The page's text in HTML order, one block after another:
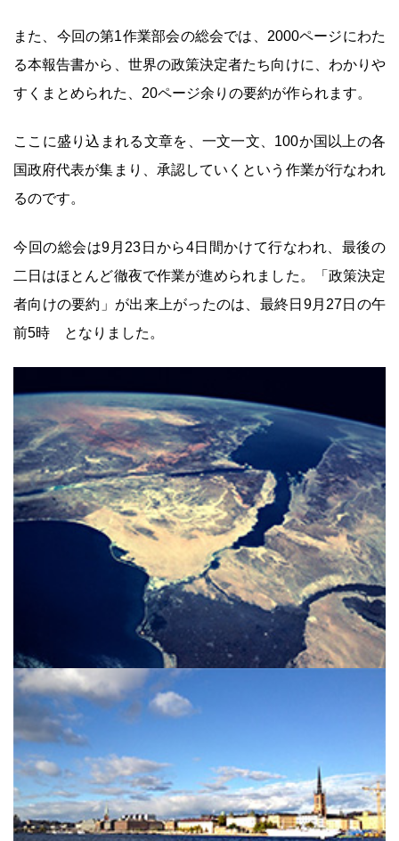
また、今回の第1作業部会の総会では、2000ページにわた
る本報告書から、世界の政策決定者たち向けに、わかりや
すくまとめられた、20ページ余りの要約が作られます。
ここに盛り込まれる文章を、一文一文、100か国以上の各
国政府代表が集まり、承認していくという作業が行なわれ
るのです。
今回の総会は9月23日から4日間かけて行なわれ、最後の
二日はほとんど徹夜で作業が進められました。「政策決定
者向けの要約」が出来上がったのは、最終日9月27日の午
前5時 となりました。